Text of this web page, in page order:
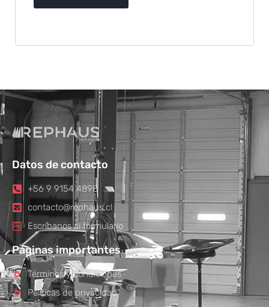
Datos de contacto
+56 9 9154 4898
contacto@rephaus.cl
Escríbanos al formulario
Páginas importantes
Términos y condiciones
Políticas de privacidad